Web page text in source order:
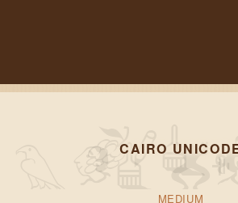
CAIRO
MEDIUM